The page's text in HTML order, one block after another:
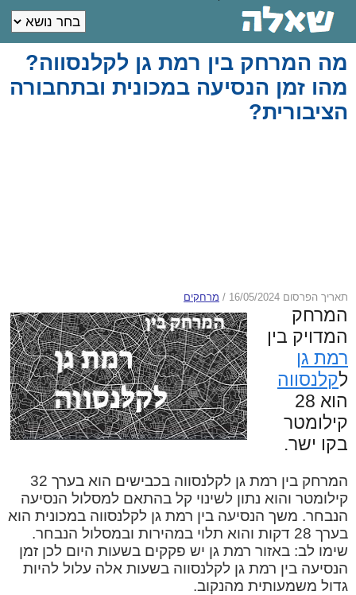
מה המרחק בין רמת גן לקלנסווה?
מהו זמן הנסיעה במכונית ובתחבורה
הציבורית?
תאריך הפרסום 16/05/2024 / מרחקים
המרחק
המדויק בין
רמת גן
לקלנסווה
הוא 28
קילומטר
בקו ישר.
המרחק בין רמת גן לקלנסווה בכבישים הוא בערך 32
קילומטר והוא נתון לשינוי קל בהתאם למסלול הנסיעה
הנבחר. משך הנסיעה בין רמת גן לקלנסווה במכונית הוא
בערך 28 דקות והוא תלוי במהירות ובמסלול הנבחר.
שימו לב: באזור רמת גן יש פקקים בשעות היום לכן זמן
הנסיעה בין רמת גן לקלנסווה בשעות אלה עלול להיות
גדול משמעותית מהנקוב.